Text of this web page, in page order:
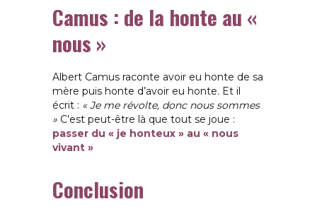
Camus : de la honte au «
nous »
Albert Camus raconte avoir eu honte de sa
mère puis honte d’avoir eu honte. Et il
écrit : « Je me révolte, donc nous sommes
» C’est peut-être là que tout se joue :
passer du « je honteux » au « nous
vivant »
Conclusion